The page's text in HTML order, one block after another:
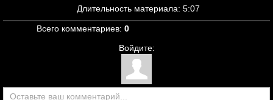
Длительность материала: 5:07
Всего комментариев: 0
Войдите: